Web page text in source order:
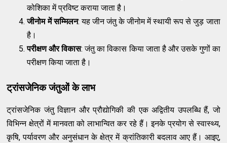
कोशिका में प्रविष्ट कराया जाता है।
जीनोम में सम्मिलन: यह जीन जंतु के जीनोम में स्थायी रूप से जुड़ जाता
है।
परीक्षण और विकास: जंतु का विकास किया जाता है और उसके गुणों का
परीक्षण किया जाता है।
ट्रांसजेनिक जंतुओं के लाभ
ट्रांसजेनिक जंतु विज्ञान और प्रौद्योगिकी की एक अद्वितीय उपलब्धि हैं, जो
विभिन्न क्षेत्रों में मानवता को लाभान्वित कर रहे हैं। इनके प्रयोग से स्वास्थ्य,
कृषि, पर्यावरण और अनुसंधान के क्षेत्र में क्रांतिकारी बदलाव आए हैं। आइए,